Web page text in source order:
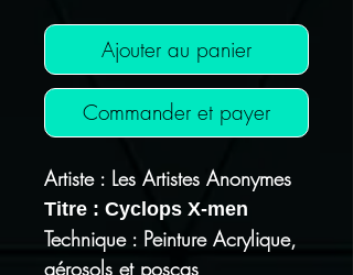
Ajouter au panier
Commander et payer
Artiste : Les Artistes Anonymes
Titre : Cyclops X-men
Technique : Peinture Acrylique,
aérosols et poscas